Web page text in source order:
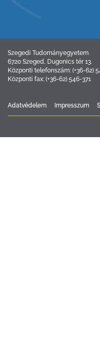
Szegedi Tudományegyetem
6720 Szeged, Dugonics tér 13.
Központi telefonszám: (+36-62)
Központi fax: (+36-62) 546-371
Adatvédelem Impresszum